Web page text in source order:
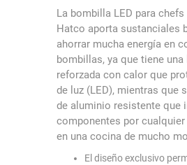
La bombilla LED para
Hatco aporta sustanciales
ahorrar mucha energía en
bombillas, ya que tiene
reforzada con calor que
de luz (LED), mientras que
de aluminio resistente que
componentes por
en una cocina de mucho
El diseño exclusivo